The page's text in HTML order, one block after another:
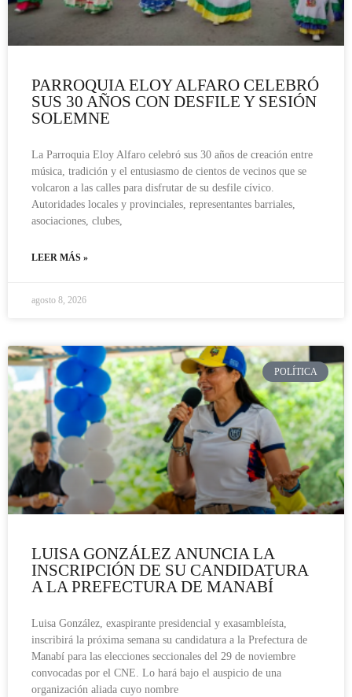
PARROQUIA ELOY ALFARO CELEBRÓ
SUS 30 AÑOS CON DESFILE Y SESIÓN
SOLEMNE
La Parroquia Eloy Alfaro celebró sus 30 años de creación entre
música, tradición y el entusiasmo de cientos de vecinos que se
volcaron a las calles para disfrutar de su desfile cívico.
Autoridades locales y provinciales, representantes barriales,
asociaciones, clubes,
LEER MÁS »
agosto 8, 2026
POLÍTICA
LUISA GONZÁLEZ ANUNCIA LA
INSCRIPCIÓN DE SU CANDIDATURA
A LA PREFECTURA DE MANABÍ
Luisa González, exaspirante presidencial y exasambleísta,
inscribirá la próxima semana su candidatura a la Prefectura de
Manabí para las elecciones seccionales del 29 de noviembre
convocadas por el CNE. Lo hará bajo el auspicio de una
organización aliada cuyo nombre